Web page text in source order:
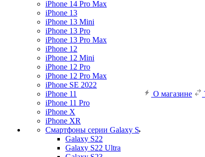
iPhone 14 Pro Max
iPhone 13
iPhone 13 Mini
iPhone 13 Pro
iPhone 13 Pro Max
iPhone 12
iPhone 12 Mini
iPhone 12 Pro
iPhone 12 Pro Max
iPhone SE 2022
iPhone 11
iPhone 11 Pro
iPhone X
iPhone XR
Смартфоны серии Galaxy S
Galaxy S22
Galaxy S22 Ultra
О магазине